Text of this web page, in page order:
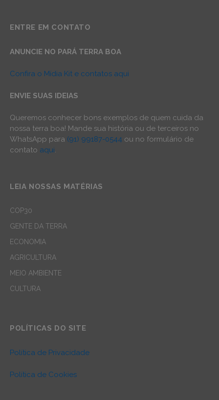
ENTRE EM CONTATO
ANUNCIE NO PARÁ TERRA BOA
Confira o Mídia Kit e contatos aqui
ENVIE SUAS IDEIAS
Queremos conhecer bons exemplos de quem cuida da
nossa terra boa! Mande sua história ou de terceiros no
WhatsApp para (91) 99187-0544 ou no formulário de
contato aqui.
LEIA NOSSAS MATÉRIAS
COP30
GENTE DA TERRA
ECONOMIA
AGRICULTURA
MEIO AMBIENTE
CULTURA
POLÍTICAS DO SITE
Política de Privacidade
Política de Cookies